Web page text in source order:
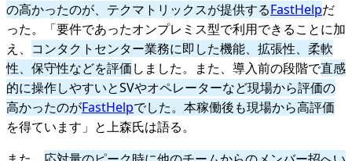
の高かったのが、テクマトリックスが提供するFastHelpだ
った。「要件であったオンプレミス型で利用できることに加
え、 コンタクトセンター業務に即した機能、拡張性、柔軟
性、保守性などを評価しました。また、導入前の段階で直感
的に操作しやすいとSVやオペレーターなど現場から評価の
高かったのがFastHelpでした。本稼働後も現場から高評価
を得ています」と上森氏は語る。